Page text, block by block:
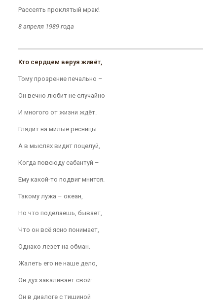
Рассеять проклятый мрак!
8 апреля 1989 года
Кто сердцем веруя живёт,
Тому прозрение печально –
Он вечно любит не случайно
И многого от жизни ждёт.
Глядит на милые ресницы
А в мыслях видит поцелуй,
Когда повсюду сабантуй –
Ему какой-то подвиг мнится.
Такому лужа – океан,
Но что поделаешь, бывает,
Что он всё ясно понимает,
Однако лезет на обман.
Жалеть его не наше дело,
Он дух закаливает свой:
Он в диалоге с тишиной